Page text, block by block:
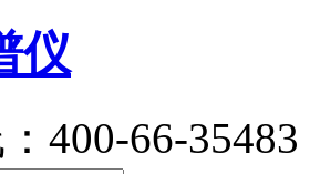
仪
400-66-35483